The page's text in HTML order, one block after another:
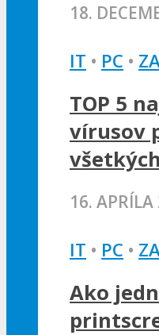
18.
IT • PC •
TOP 5
vírusov
16.
IT • PC •
Ako